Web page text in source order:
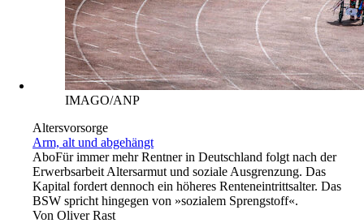
IMAGO/ANP
Altersvorsorge
Arm, alt und abgehängt
AboFür immer mehr Rentner in Deutschland folgt nach der
Erwerbsarbeit Altersarmut und soziale Ausgrenzung. Das
Kapital fordert dennoch ein höheres Renteneintrittsalter. Das
BSW spricht hingegen von »sozialem Sprengstoff«.
Von Oliver Rast